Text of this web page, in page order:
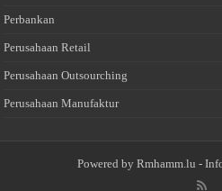
Perbankan
Perusahaan Retail
Perusahaan Outsourching
Perusahaan Manufaktur
Powered by Rmhamm.lu -